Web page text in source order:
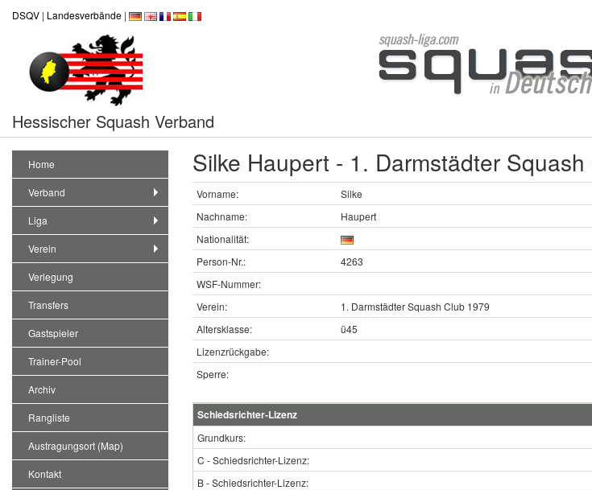
DSQV | Landesverbände |
Hessischer Squash Verband
Home
Verband
Liga
Verein
Verlegung
Transfers
Gastspieler
Trainer-Pool
Archiv
Rangliste
Austragungsort (Map)
Kontakt
Silke Haupert - 1. Darmstädter
Vorname:
Silke
Nachname:
Haupert
Nationalität:
Person-Nr.:
4263
WSF-Nummer:
Verein:
1. Darmstädter Squash Club 1979
Altersklasse:
ü45
Lizenzrückgabe:
Sperre:
Schiedsrichter-Lizenz
Grundkurs:
C - Schiedsrichter-Lizenz:
B - Schiedsrichter-Lizenz: